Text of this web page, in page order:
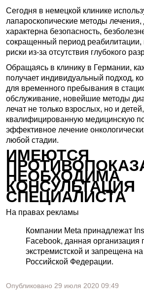
Сегодня в немецкой клинике
лапароскопические методы
характерна безопасность,
сокращенный период
риски из-за отсутствия глубокого
Обращаясь в клинику в Германии,
получает индивидуальный подход,
для временного пребывания в
обслуживание, новейшие методы
лечат не только взрослых, но и
квалифицированную медицинскую
эффективное лечение
любой стадии.
ИМЕЮТСЯ
НЕОБХОДИМА
КОНСУЛЬТАЦИЯ
СПЕЦИАЛИСТА
На правах рекламы
Компании Meta принадлежат
Facebook, данная организация
экстремистской и запрещена
Российской Федерации.
Опубликовано 29 июля 2020 09:49